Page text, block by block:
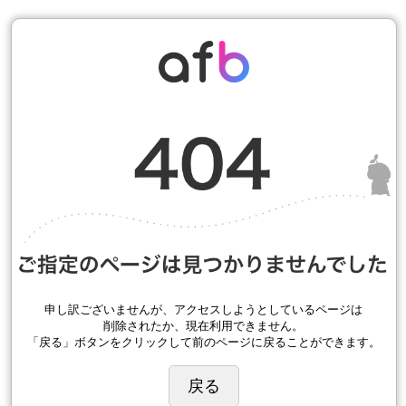
申し訳ございませんが、アクセスしようとしているページは
削除されたか、現在利用できません。
「戻る」ボタンをクリックして前のページに戻ることができます。
戻る